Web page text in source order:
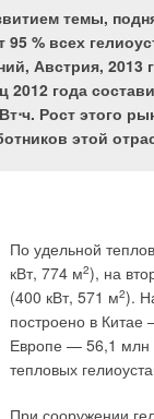
темы,
% всех
Австрия,
2012 года
Рост этого
этой
По удельной
кВт, 774 м2), на
(400 кВт, 571 м2).
построено в
Европе — 56,1 млн
тепловых
вентиляции.
В течение
[1],
основных
5.5.2012 —
общественных
Относительно
в частности в
непригодной к